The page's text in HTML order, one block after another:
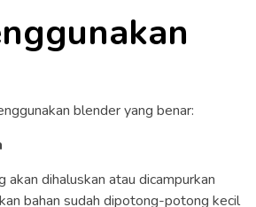
blender yang benar:
akan dihaluskan atau dicampurkan
bahan sudah dipotong-potong kecil